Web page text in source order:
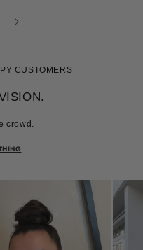
CUSTOMERS
crowd.